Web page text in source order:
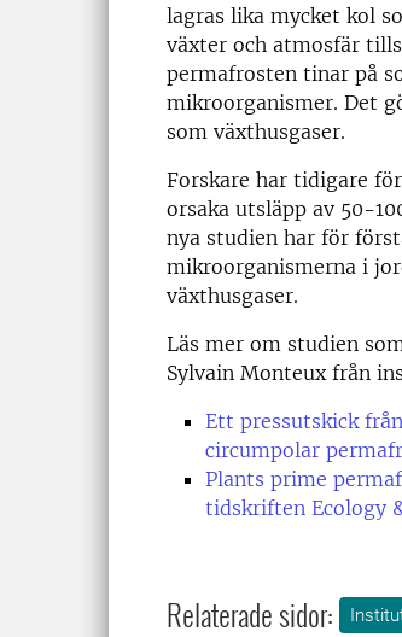
lagras lika mycket kol
växter och atmosfär
permafrosten tinar på
mikroorganismer. Det
som växthusgaser.
Forskare har tidigare
orsaka utsläpp av 50-
nya studien har för
mikroorganismerna i
växthusgaser.
Läs mer om studien
Sylvain Monteux från
Ett pressutskick
circumpolar
Plants prime
tidskriften Ecology
Relaterade sidor: